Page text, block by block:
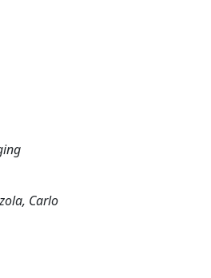
Carlo